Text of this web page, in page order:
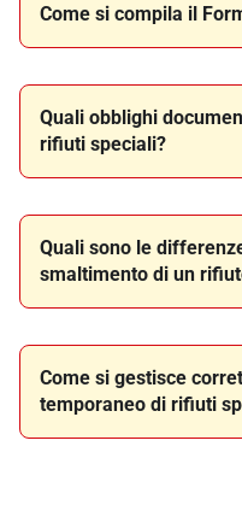
Come si compila il
Quali obblighi
rifiuti speciali?
Quali sono le
smaltimento di un
Come si gestisce
temporaneo di rifiuti